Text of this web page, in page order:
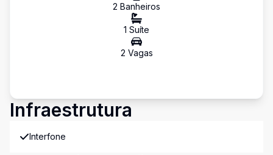
2 Banheiros
1 Suíte
2 Vagas
Infraestrutura
Interfone